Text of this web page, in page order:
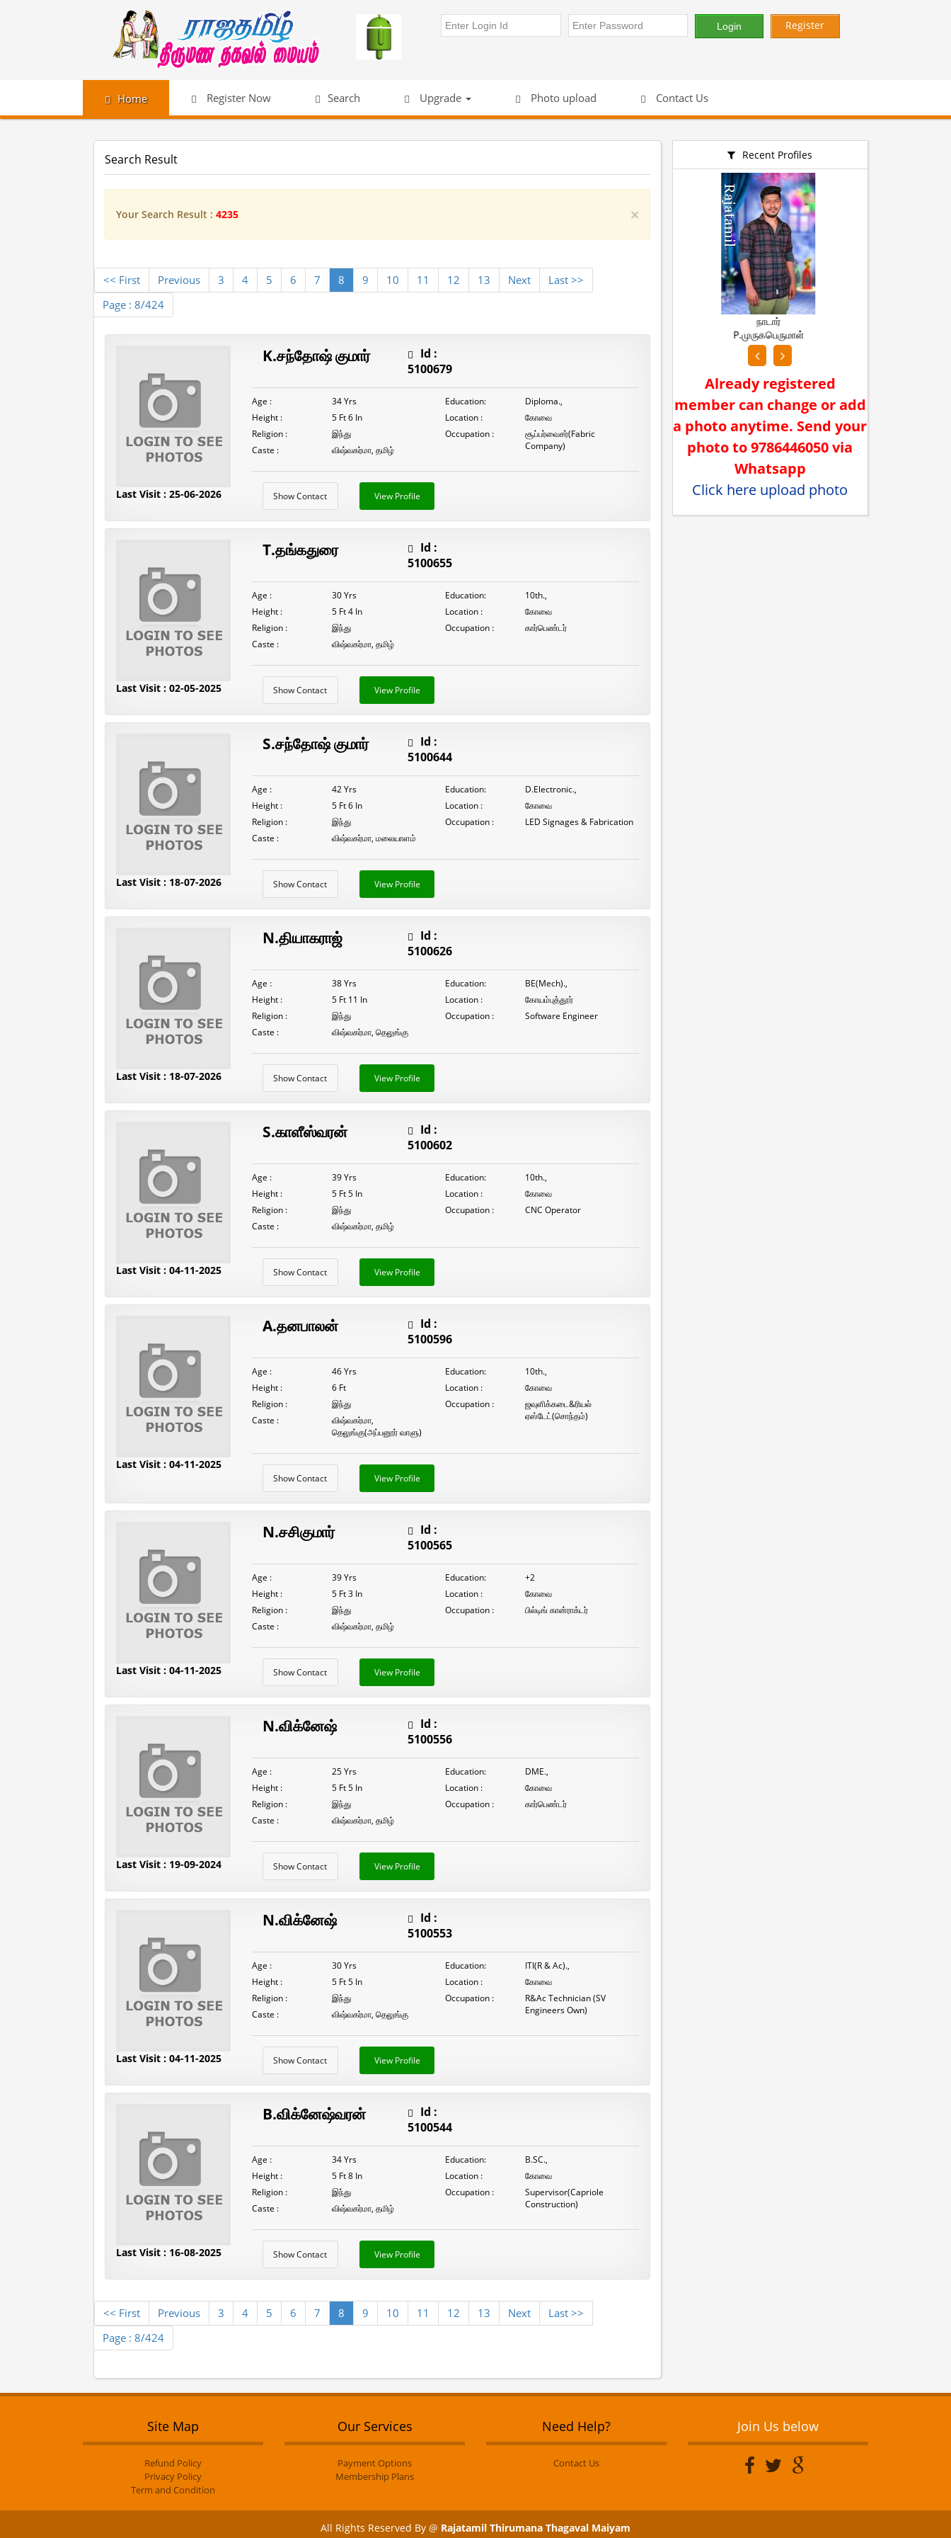
Register
Home Register Now Search Upgrade Photo upload Contact Us
Search Result
×
Your Search Result : 4235
<< First Previous 3 4 5 6 7 8 9 10 11 12 13 Next
Last >>
Page : 8/424
Last Visit : 25-06-2026
K.சந்தோஷ் குமார்
Id :
5100679
Age :
34 Yrs
Height :
5 Ft 6 In
Religion :
இந்து
Caste :
விஷ்வகர்மா, தமிழ்
Education:
Diploma.,
Location :
கோவை
Occupation :
சூப்பர்வைசர்(Fabric
Company)
Show Contact View Profile
Last Visit : 02-05-2025
T.தங்கதுரை
Id :
5100655
Age :
30 Yrs
Height :
5 Ft 4 In
Religion :
இந்து
Caste :
விஷ்வகர்மா, தமிழ்
Education:
10th.,
Location :
கோவை
Occupation :
கார்பெண்டர்
Show Contact View Profile
Last Visit : 18-07-2026
S.சந்தோஷ் குமார்
Id :
5100644
Age :
42 Yrs
Height :
5 Ft 6 In
Religion :
இந்து
Caste :
விஷ்வகர்மா, மலையாளம்
Education:
D.Electronic.,
Location :
கோவை
Occupation :
LED Signages & Fabrication
Show Contact View Profile
Last Visit : 18-07-2026
N.தியாகராஜ்
Id :
5100626
Age :
38 Yrs
Height :
5 Ft 11 In
Religion :
இந்து
Caste :
விஷ்வகர்மா, தெலுங்கு
Education:
BE(Mech).,
Location :
கோயம்புத்தூர்
Occupation :
Software Engineer
Show Contact View Profile
Last Visit : 04-11-2025
S.காளீஸ்வரன்
Id :
5100602
Age :
39 Yrs
Height :
5 Ft 5 In
Religion :
இந்து
Caste :
விஷ்வகர்மா, தமிழ்
Education:
10th.,
Location :
கோவை
Occupation :
CNC Operator
Show Contact View Profile
Last Visit : 04-11-2025
A.தனபாலன்
Id :
5100596
Age :
46 Yrs
Height :
6 Ft
Religion :
இந்து
Caste :
விஷ்வகர்மா,
தெலுங்கு(அப்பனூர் வாளு)
Education:
10th.,
Location :
கோவை
Occupation :
ஜவுளிக்கடை&ரியல்
ஏஸ்டேட்(சொந்தம்)
Show Contact View Profile
Last Visit : 04-11-2025
N.சசிகுமார்
Id :
5100565
Age :
39 Yrs
Height :
5 Ft 3 In
Religion :
இந்து
Caste :
விஷ்வகர்மா, தமிழ்
Education:
+2
Location :
கோவை
Occupation :
பில்டிங் கான்ராக்டர்
Show Contact View Profile
Last Visit : 19-09-2024
N.விக்னேஷ்
Id :
5100556
Age :
25 Yrs
Height :
5 Ft 5 In
Religion :
இந்து
Caste :
விஷ்வகர்மா, தமிழ்
Education:
DME.,
Location :
கோவை
Occupation :
கார்பெண்டர்
Show Contact View Profile
Last Visit : 04-11-2025
N.விக்னேஷ்
Id :
5100553
Age :
30 Yrs
Height :
5 Ft 5 In
Religion :
இந்து
Caste :
விஷ்வகர்மா, தெலுங்கு
Education:
ITI(R & Ac).,
Location :
கோவை
Occupation :
R&Ac Technician (SV
Engineers Own)
Show Contact View Profile
Last Visit : 16-08-2025
B.விக்னேஷ்வரன்
Id :
5100544
Age :
34 Yrs
Height :
5 Ft 8 In
Religion :
இந்து
Caste :
விஷ்வகர்மா, தமிழ்
Education:
B.SC.,
Location :
கோவை
Occupation :
Supervisor(Capriole
Construction)
Show Contact View Profile
<< First Previous 3 4 5 6 7 8 9 10 11 12 13 Next
Last >>
Page : 8/424
Recent Profiles
P.முருகபெருமாள்
நாடார்
S.கவிப்பிரியா
Already registered
member can change or add
a photo anytime. Send your
photo to 9786446050 via
Whatsapp
Click here upload photo
Site Map
Refund Policy
Privacy Policy
Term and Condition
Our Services
Payment Options
Membership Plans
Need Help?
Contact Us
Join Us below
All Rights Reserved By @ Rajatamil Thirumana Thagaval Maiyam